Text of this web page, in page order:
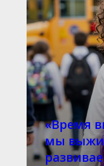
«Время
мы